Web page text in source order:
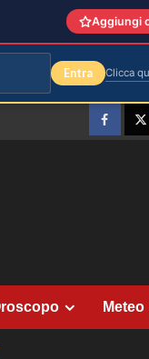
Facebook
Meteo
Aggiungi
Entra Clicca